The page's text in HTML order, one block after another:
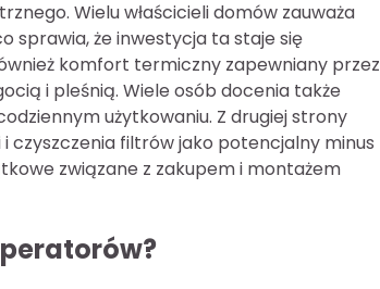
Wielu właścicieli domów zauważa
sprawia, że inwestycja ta staje się
komfort termiczny zapewniany przez
i pleśnią. Wiele osób docenia także
użytkowaniu. Z drugiej strony
czyszczenia filtrów jako potencjalny minus
związane z zakupem i montażem